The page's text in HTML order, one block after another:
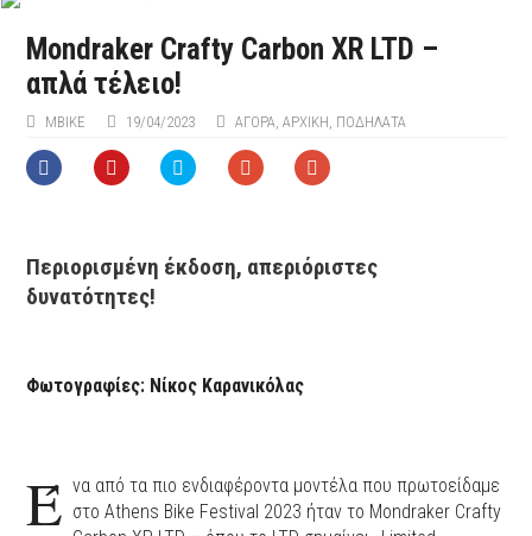
Mondraker Crafty Carbon XR LTD –
απλά τέλειο!
ΜΒIKE 19/04/2023 ΑΓΟΡΑ,ΑΡΧΙΚΉ, ΠΟΔΉΛΑΤΑ
Περιορισμένη έκδοση, απεριόριστες
δυνατότητες!
Φωτογραφίες: Νίκος Καρανικόλας
Έ να από τα πιο ενδιαφέροντα μοντέλα που πρωτοείδαμε
στο Αthens Bike Festival 2023 ήταν το Mondraker Crafty